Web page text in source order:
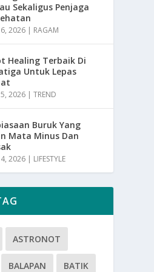
Sekaligus Penjaga
2026 | RAGAM
Healing Terbaik Di
Untuk Lepas
2026 |TREND
Buruk Yang
Mata Minus Dan
2026 | LIFESTYLE
ASTRONOT
BALAPAN BATIK